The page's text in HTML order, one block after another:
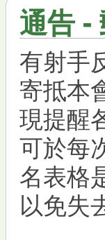
通告 -
有射手
寄抵本
現提醒
可於每
名表格
以免失